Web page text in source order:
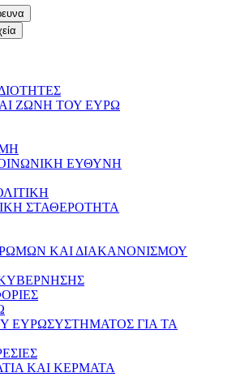
ΖΩΝΗ ΤΟΥ ΕΥΡΩ
ΕΥΘΥΝΗ
ΣΤΑΘΕΡΟΤΗΤΑ
ΚΑΙ ΔΙΑΚΑΝΟΝΙΣΜΟΥ
ΕΥΡΩΣΥΣΤΗΜΑΤΟΣ ΓΙΑ ΤΑ
ΚΑΙ ΚΕΡΜΑΤΑ